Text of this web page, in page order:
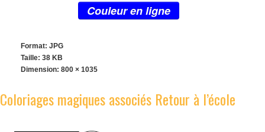
Couleur en ligne
Format: JPG
Taille: 38 KB
Dimension: 800 × 1035
Coloriages magiques associés Retour à l’école